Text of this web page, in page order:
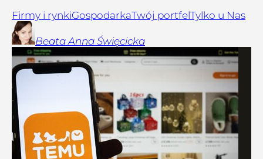
Firmy i rynkiGospodarkaTwój portfelTylko u Nas
Beata Anna Święcicka